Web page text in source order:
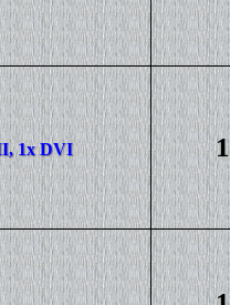
1x DVI